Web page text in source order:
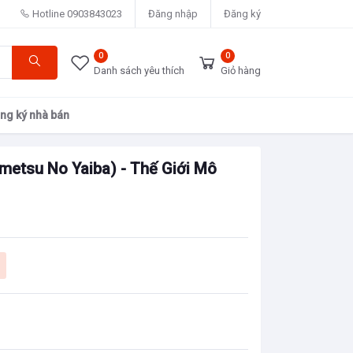
Hotline 0903843023 Đăng nhập Đăng ký
0
Danh sách yêu thích
0
Giỏ hàng
ký nhà bán
No Yaiba) - Thế Giới Mô